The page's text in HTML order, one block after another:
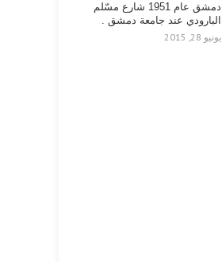
دمشق عام 1951 شارع مسّلم
البارودي عند جامعة دمشق .
يونيو 28, 2015